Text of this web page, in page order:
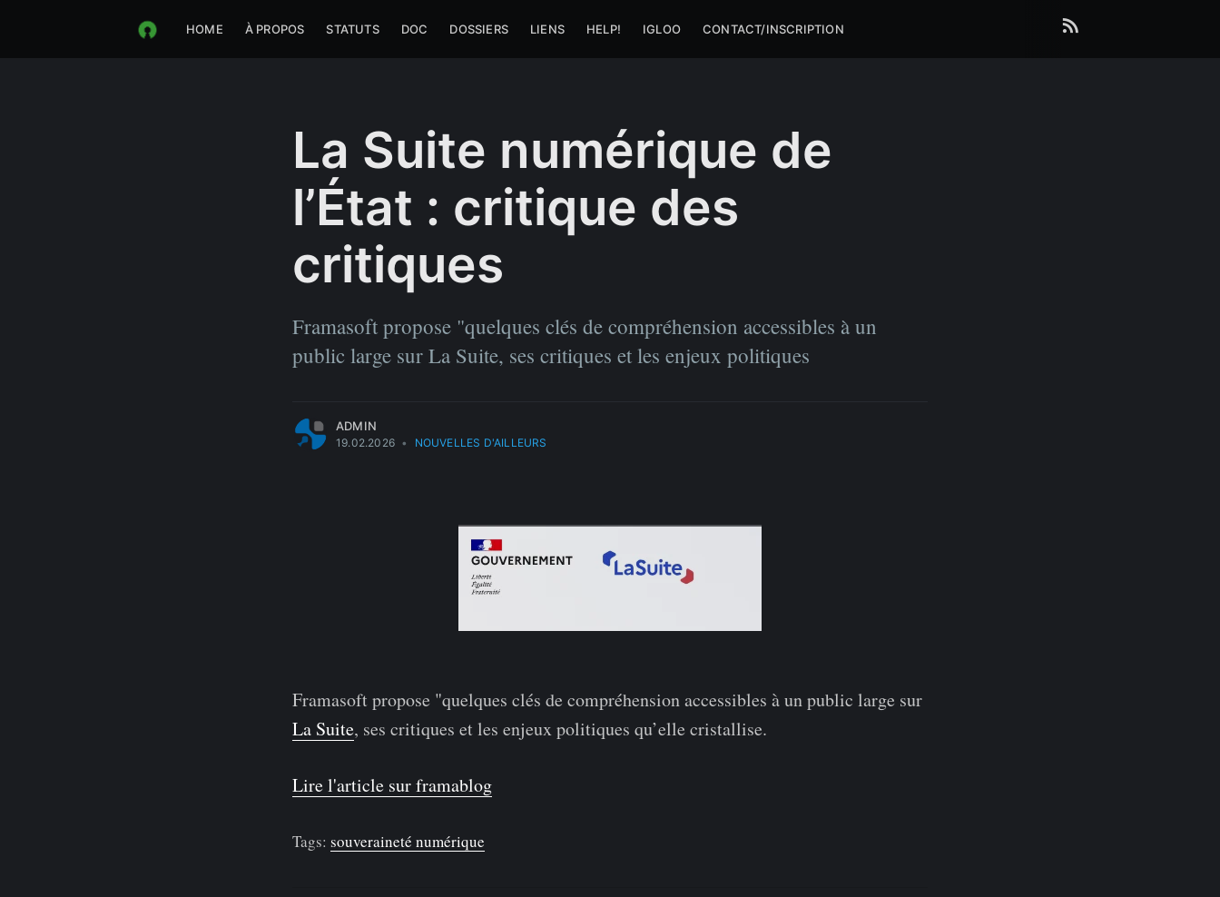
HOME À PROPOS STATUTS DOC DOSSIERS LIENS HELP! IGLOO CONTACT/INSCRIPTION
La Suite numérique de
l’État : critique des
critiques
Framasoft propose "quelques clés de compréhension accessibles à un
public large sur La Suite, ses critiques et les enjeux politiques
ADMIN
19.02.2026 • NOUVELLES D'AILLEURS
Framasoft propose "quelques clés de compréhension accessibles à un public large sur
La Suite, ses critiques et les enjeux politiques qu’elle cristallise.
Lire l'article sur framablog
Tags: souveraineté numérique